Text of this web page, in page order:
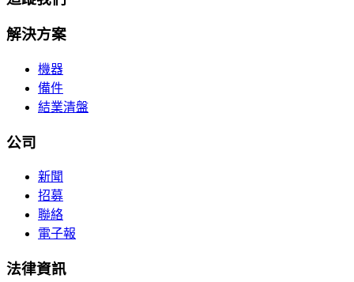
解決方案
機器
備件
結業清盤
公司
新聞
招募
聯絡
電子報
法律資訊